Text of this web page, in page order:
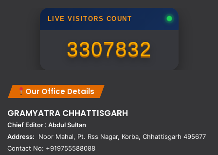
LIVE VISITORS COUNT
3307832
Our Office Details
GRAMYATRA CHHATTISGARH
Chief Editor : Abdul Sultan
Address: Noor Mahal, Pt. Rss Nagar, Korba, Chhattisgarh 495677
Contact No: +919755588088